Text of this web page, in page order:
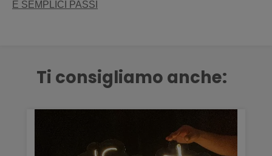
E SEMPLICI PASSI
Ti consigliamo anche: